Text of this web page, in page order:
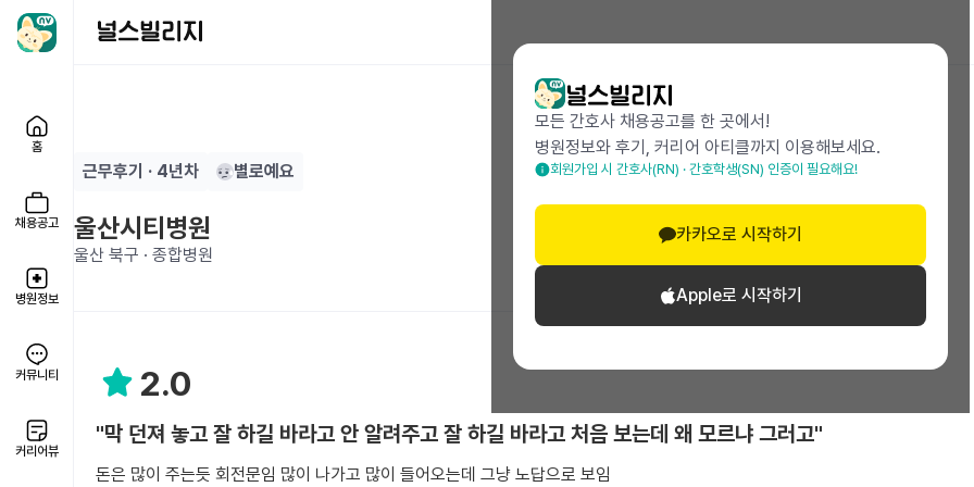
홈
채용공고
병원정보
커뮤니티
커리어뷰
근무후기 · 4년차 별로예요 26.02 작성
울산시티병원
울산 북구 · 종합병원
2.0
"막 던져 놓고 잘 하길 바라고 안 알려주고 잘 하길 바라고 처음 보는데 왜 모르냐 그러고"
돈은 많이 주는듯 회전문임 많이 나가고 많이 들어오는데 그냥 노답으로 보임
모든 간호사 채용공고를 한 곳에서!
병원정보와 후기, 커리어 아티클까지 이용해보세요.
회원가입 시 간호사(RN) · 간호학생(SN) 인증이 필요해요!
카카오로 시작하기
Apple로 시작하기